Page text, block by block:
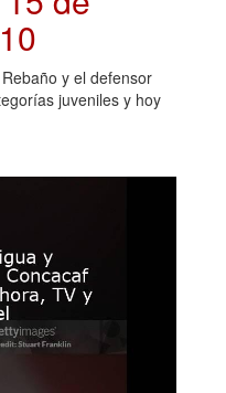
y el defensor
juveniles y hoy